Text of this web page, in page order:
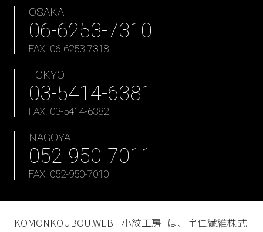
OSAKA
06-6253-7310
FAX. 06-6253-7318
TOKYO
03-5414-6381
FAX. 03-5414-6382
NAGOYA
052-950-7011
FAX. 052-950-7010
KOMONKOUBOU.WEB - 小紋工房 -は、宇仁繊維株式